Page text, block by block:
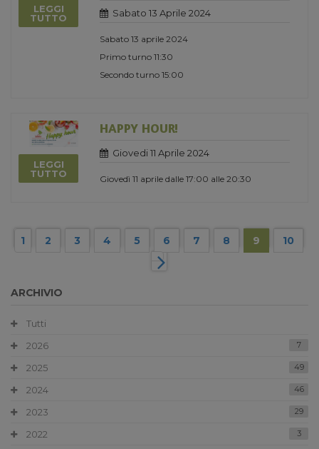
LEGGI
TUTTO
Sabato 13 Aprile 2024
Sabato 13 aprile 2024
Primo turno 11:30
Secondo turno 15:00
LEGGI
TUTTO
HAPPY HOUR!
Giovedi 11 Aprile 2024
Giovedì 11 aprile dalle 17:00 alle 20:30
1 2 3 4 5 6 7 8 9 10
ARCHIVIO
Tutti
2026
7
2025 49
2024 46
2023 29
2022 3